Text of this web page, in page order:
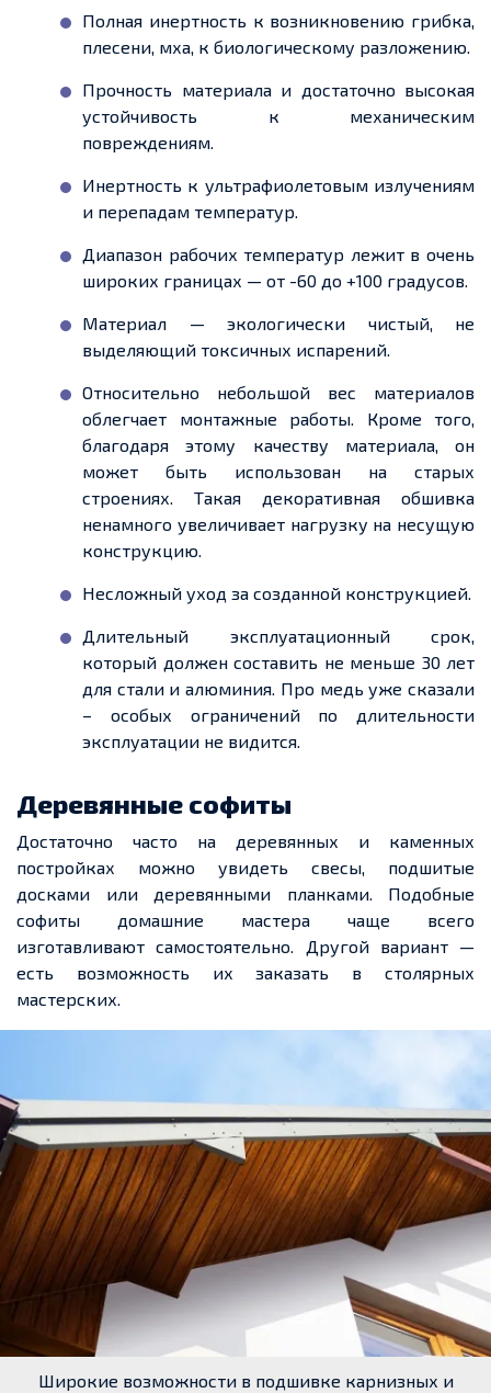
Полная инертность к возникновению грибка,
плесени, мха, к биологическому разложению.
Прочность материала и достаточно высокая
устойчивость к механическим
повреждениям.
Инертность к ультрафиолетовым излучениям
и перепадам температур.
Диапазон рабочих температур лежит в очень
широких границах — от -60 до +100 градусов.
Материал — экологически чистый, не
выделяющий токсичных испарений.
Относительно небольшой вес материалов
облегчает монтажные работы. Кроме того,
благодаря этому качеству материала, он
может быть использован на старых
строениях. Такая декоративная обшивка
ненамного увеличиваетнагрузку на несущую
конструкцию.
Несложный уход за созданной конструкцией.
Длительный эксплуатационный срок,
который должен составить не меньше 30 лет
для стали и алюминия. Про медь уже сказали
– особых ограничений по длительности
эксплуатации не видится.
Деревянные софиты
Достаточно часто на деревянных и каменных
постройках можно увидеть свесы, подшитые
досками или деревянными планками. Подобные
софиты домашние мастера чаще всего
изготавливают самостоятельно. Другой вариант —
есть возможность их заказать в столярных
мастерских.
Широкие возможности в подшивке карнизных и